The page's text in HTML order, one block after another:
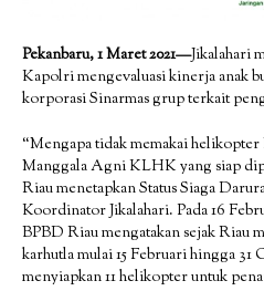
Pekanbaru, 1 Maret 2021—Jikalahari
Kapolri mengevaluasi kinerja anak
korporasi Sinarmas grup terkait
“Mengapa tidak memakai
Manggala Agni KLHK yang siap
Riau menetapkan Status Siaga
Koordinator Jikalahari. Pada 16
BPBD Riau mengatakan sejak Riau
karhutla mulai 15 Februari hingga 31
menyiapkan 11 helikopter untuk